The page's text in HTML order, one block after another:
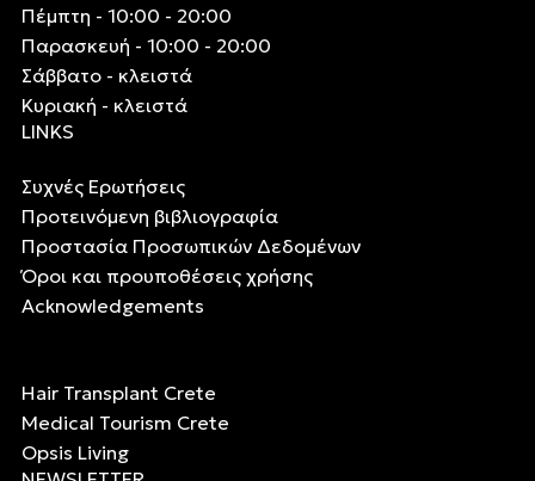
Πέμπτη - 10:00 - 20:00
Παρασκευή - 10:00 - 20:00
Σάββατο - κλειστά
Κυριακή - κλειστά
LINKS
Συχνές Ερωτήσεις
Προτεινόμενη βιβλιογραφία
Προστασία Προσωπικών Δεδομένων
Όροι και προυποθέσεις χρήσης
Acknowledgements
Hair Transplant Crete
Medical Tourism Crete
Opsis Living